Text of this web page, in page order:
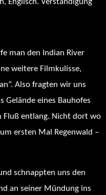
man den Indian River
weitere Filmkulisse,
Also fragten wir uns
Gelände eines Bauhofes
Fluß entlang. Nicht dort wo
ersten Mal Regenwald –
schnappten uns den
an seiner Mündung ins